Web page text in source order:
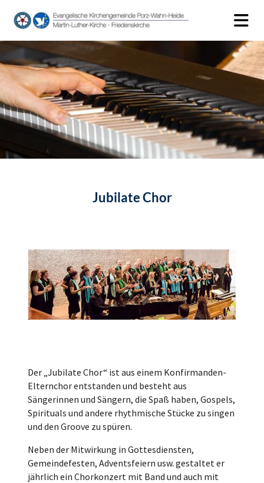
Jubilate Chor
Der „Jubilate Chor“ ist aus einem Konfirmanden-
Elternchor entstanden und besteht aus
Sängerinnen und Sängern, die Spaß haben, Gospels,
Spirituals und andere rhythmische Stücke zu singen
und den Groove zu spüren.
Neben der Mitwirkung in Gottesdiensten,
Gemeindefesten, Adventsfeiern usw. gestaltet er
jährlich ein Chorkonzert mit Band und auch mit